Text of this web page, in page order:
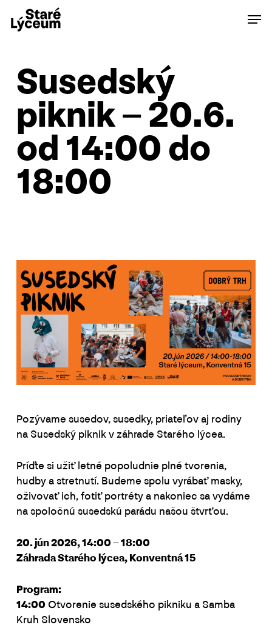
Susedský
piknik – 20.6.
od 14:00 do
18:00
Pozývame susedov, susedky, priateľov aj rodiny
na Susedský piknik v záhrade Starého lýcea.
Príďte si užiť letné popoludnie plné tvorenia,
hudby a stretnutí. Budeme spolu vyrábať masky,
oživovať ich, fotiť portréty a nakoniec sa vydáme
na spoločnú susedskú parádu našou štvrťou.
20. jún 2026, 14:00 – 18:00
Záhrada Starého lýcea, Konventná 15
Program:
14:00 Otvorenie susedského pikniku a Samba
Kruh Slovensko